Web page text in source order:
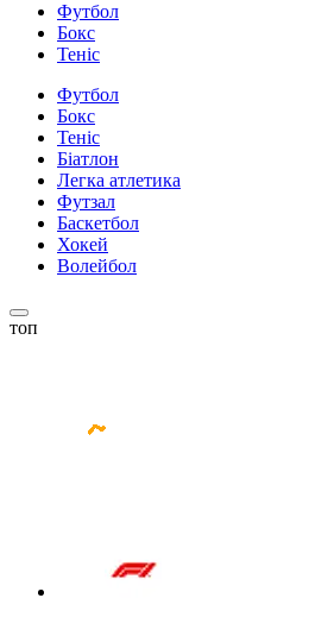
Футбол
Бокс
Теніс
Футбол
Бокс
Теніс
Біатлон
Легка атлетика
Футзал
Баскетбол
Хокей
Волейбол
топ